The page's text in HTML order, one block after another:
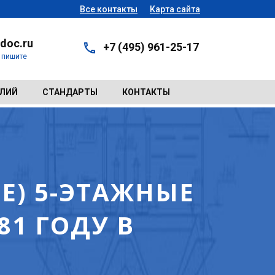
Все контакты Карта сайта
+7 (495) 961-25-17
СТАНДАРТЫ КОНТАКТЫ
5-ЭТАЖНЫЕ
ГОДУ В